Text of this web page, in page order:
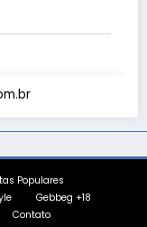
Populares
Gebbeg +18
Contato